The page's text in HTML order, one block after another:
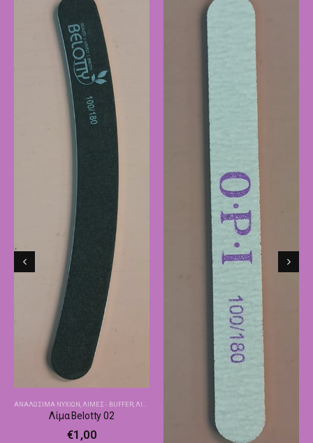
ΑΝΑΛΏΣΙΜΑ ΝΥΧΙΏΝ ΛΊΜΕΣ - BUFFER ΛΊΜΕΣ ΓΙΑ ΤΕΧΝΗΤΆ
Λίμα Belotty 02
€1,00